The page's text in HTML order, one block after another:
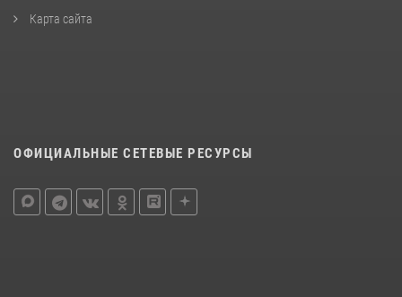
Карта сайта
ОФИЦИАЛЬНЫЕ СЕТЕВЫЕ РЕСУРСЫ